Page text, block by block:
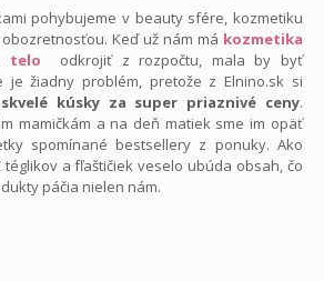
pohybujeme v beauty sfére, kozmetiku
Keď už nám má kozmetika
telo
odkrojiť z rozpočtu, mala by byť
je žiadny problém, pretože z Elnino.sk si
skvelé kúsky za super priaznivé ceny.
mamičkám a na deň matiek sme im opäť
spomínané bestsellery z ponuky. Ako
a fľaštičiek veselo ubúda obsah, čo
páčia nielen nám.